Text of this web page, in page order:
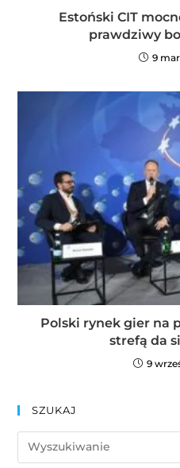
Estoński CIT
prawdziwy
9
Polski rynek gier na
strefą da
9
SZUKAJ